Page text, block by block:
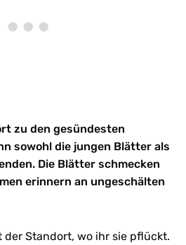
zu den gesündesten
sowohl die jungen Blätter als
Die Blätter schmecken
erinnern an ungeschälten
der Standort, wo ihr sie pflückt.